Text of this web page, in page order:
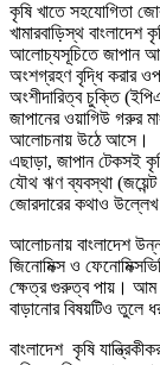
কৃষি খাতে সহযোগিতা
খামারবাড়িস্থ
আলোচ্যসূচিতে জাপান
অংশগ্রহণ বৃদ্ধি করার
অংশীদারিত্ব চুক্তি
জাপানের ওয়াগিউ গরুর
আলোচনায় উঠে আসে।
এছাড়া, জাপান টেকসই
যৌথ ঋণ ব্যবস্থা
জোরদারের কথাও
আলোচনায় বাংলাদেশ
জিনোমিক্স ও
ক্ষেত্র গুরুত্ব পায়। আম ও
বাড়ানোর বিষয়টিও তুলে
বাংলাদেশ কৃষি